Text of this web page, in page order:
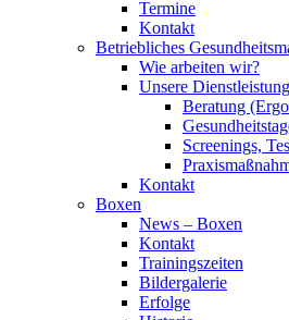
Termine
Kontakt
Betriebliches
Wie arbeiten wir?
Unsere
Beratung
Screenings,
Kontakt
Boxen
News – Boxen
Kontakt
Trainingszeiten
Bildergalerie
Erfolge